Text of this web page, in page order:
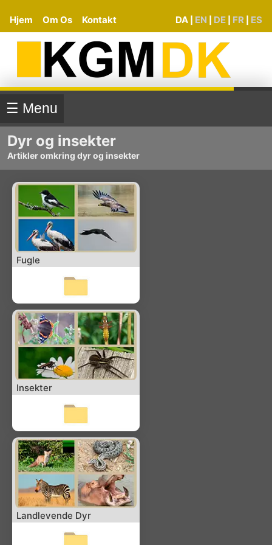
Hjem Om Os Kontakt DA EN DE FR ES
☰ Menu
Dyr og insekter
Artikler omkring dyr og insekter
Fugle
Insekter
Landlevende Dyr